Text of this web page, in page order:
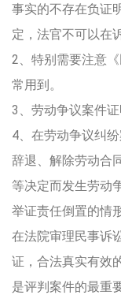
事实的不存在负证
定，法官不可以在
2、特别需要注意
常用到。
3、劳动争议案件
4、在劳动争议纠
辞退、解除劳动合
等决定而发生劳动
举证责任倒置的情形
在法院审理民事诉
证，合法真实有效
是评判案件的最重